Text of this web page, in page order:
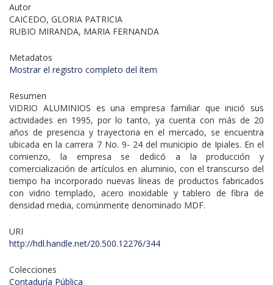
Autor
CAICEDO, GLORIA PATRICIA
RUBIO MIRANDA, MARIA FERNANDA
Metadatos
Mostrar el registro completo del ítem
Resumen
VIDRIO ALUMINIOS es una empresa familiar que inició sus
actividades en 1995, por lo tanto, ya cuenta con más de 20
años de presencia y trayectoria en el mercado, se encuentra
ubicada en la carrera 7 No. 9- 24 del municipio de Ipiales. En el
comienzo, la empresa se dedicó a la producción y
comercialización de artículos en aluminio, con el transcurso del
tiempo ha incorporado nuevas líneas de productos fabricados
con vidrio templado, acero inoxidable y tablero de fibra de
densidad media, comúnmente denominado MDF.
URI
http://hdl.handle.net/20.500.12276/344
Colecciones
Contaduría Pública